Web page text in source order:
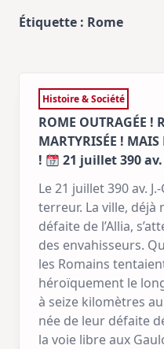
Étiquette : Rome
Histoire & Société
ROME OUTRAGÉE !
MARTYRISÉE !
!
21 juillet 390 av.
Le 21 juillet 390 av.
terreur. La ville,
défaite de l’Allia,
des envahisseurs.
les Romains
héroïquement le
à seize kilomètres
née de leur défaite
la voie libre aux